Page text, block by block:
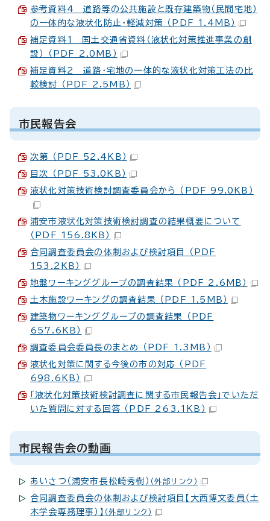
参考資料4 道路等の公共施設と既存建築物（民間宅地）
の一体的な液状化防止・軽減対策 （PDF 1.4MB）
補足資料1 国土交通省資料（液状化対策推進事業の創
設） （PDF 2.0MB）
補足資料2 道路・宅地の一体的な液状化対策工法の比
較検討 （PDF 2.5MB）
市民報告会
次第 （PDF 52.4KB）
目次 （PDF 53.0KB）
液状化対策技術検討調査委員会から （PDF 99.0KB）
浦安市液状化対策技術検討調査の結果概要について
（PDF 156.8KB）
合同調査委員会の体制および検討項目 （PDF
153.2KB）
地盤ワーキンググループの調査結果 （PDF 2.6MB）
土木施設ワーキングの調査結果 （PDF 1.5MB）
建築物ワーキンググループの調査結果 （PDF
657.6KB）
調査委員会委員長のまとめ （PDF 1.3MB）
液状化対策に関する今後の市の対応 （PDF
698.6KB）
「液状化対策技術検討調査に関する市民報告会」でいただ
いた質問に対する回答 （PDF 263.1KB）
市民報告会の動画
あいさつ（浦安市長松崎秀樹） （外部リンク）
合同調査委員会の体制および検討項目【大西博文委員（土
木学会専務理事）】 （外部リンク）